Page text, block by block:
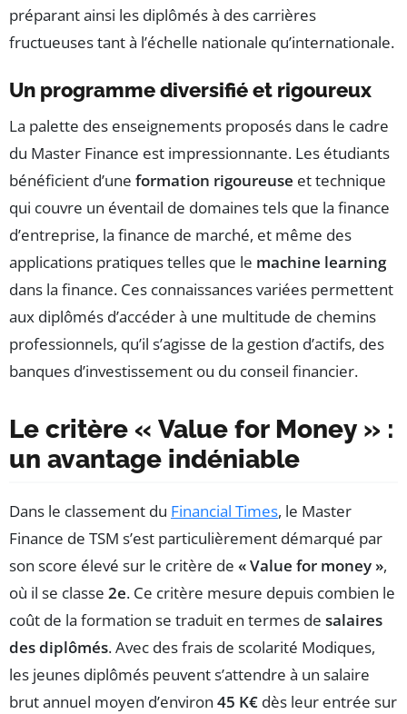
préparant ainsi les diplômés à des carrières
fructueuses tant à l’échelle nationale qu’internationale.
Un programme diversifié et rigoureux
La palette des enseignements proposés dans le cadre
du Master Finance est impressionnante. Les étudiants
bénéficient d’une formation rigoureuse et technique
qui couvre un éventail de domaines tels que la finance
d’entreprise, la finance de marché, et même des
applications pratiques telles que le machine learning
dans la finance. Ces connaissances variées permettent
aux diplômés d’accéder à une multitude de chemins
professionnels, qu’il s’agisse de la gestion d’actifs, des
banques d’investissement ou du conseil financier.
Le critère « Value for Money » :
un avantage indéniable
Dans le classement du Financial Times, le Master
Finance de TSM s’est particulièrement démarqué par
son score élevé sur le critère de « Value for money »,
où il se classe 2e. Ce critère mesure depuis combien le
coût de la formation se traduit en termes de salaires
des diplômés. Avec des frais de scolarité Modiques,
les jeunes diplômés peuvent s’attendre à un salaire
brut annuel moyen d’environ 45 K€ dès leur entrée sur